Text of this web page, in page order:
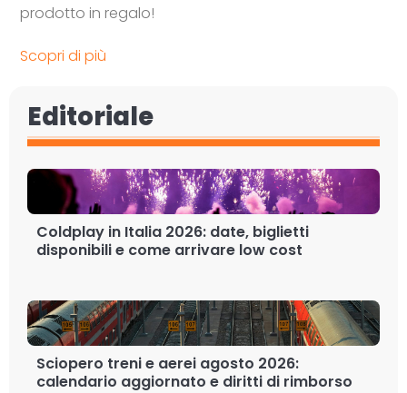
prodotto in regalo!
Scopri di più
Editoriale
Coldplay in Italia 2026: date, biglietti
disponibili e come arrivare low cost
Sciopero treni e aerei agosto 2026:
calendario aggiornato e diritti di rimborso